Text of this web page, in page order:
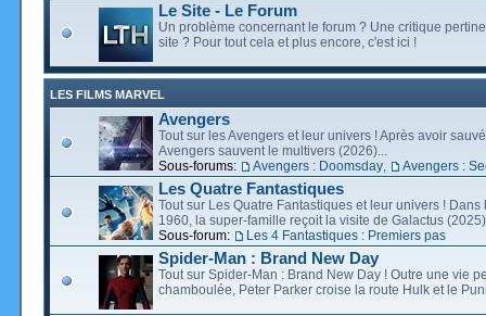
Le Site - Le Forum
Un problème concernant le forum ? Une critique
site ? Pour tout cela et plus encore, c'est ici !
LES FILMS MARVEL
Avengers
Tout sur les Avengers et leur univers ! Après avoir
Avengers sauvent le multivers (2026)...
Sous-forums:
Avengers : Doomsday Avengers :
Les Quatre Fantastiques
Tout sur Les Quatre Fantastiques et leur univers ! Dans
1960, la super-famille reçoit la visite de Galactus
Sous-forum:
Les 4 Fantastiques : Premiers pas
Spider-Man : Brand New Day
Tout sur Spider-Man : Brand New Day ! Outre une vie
chamboulée, Peter Parker croise la route Hulk et le